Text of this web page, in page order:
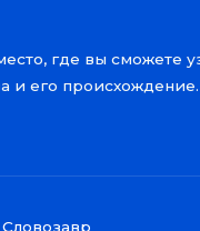
где вы сможете
и его происхождение.